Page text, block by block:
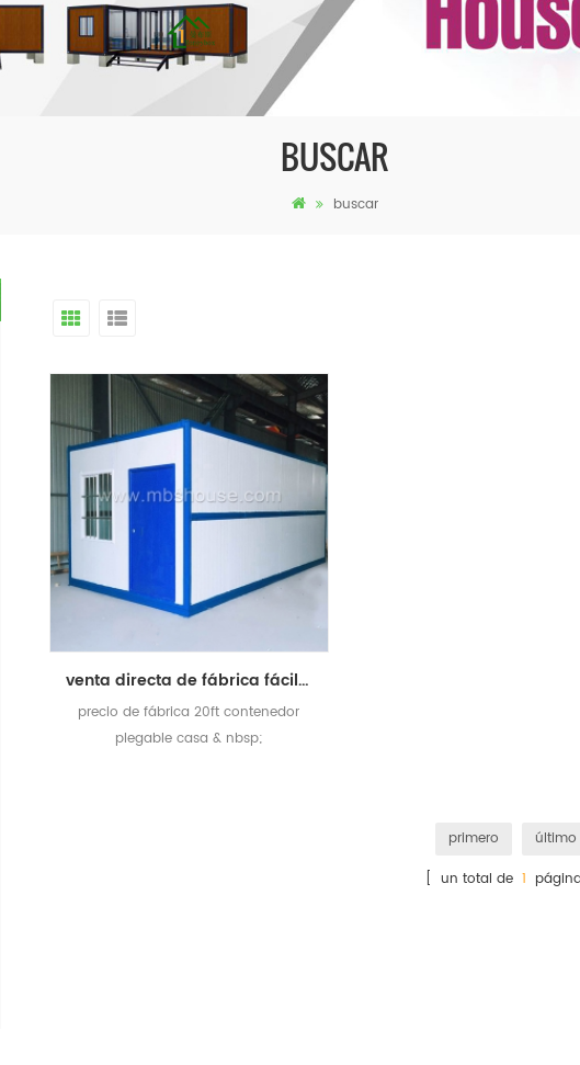
BUSCAR
buscar
venta directa de fábrica fácil de instalar casa de contenedor plegable de 20 pies
precio de fábrica 20ft contenedor
plegable casa & nbsp;
primero
último
[ un total de 1